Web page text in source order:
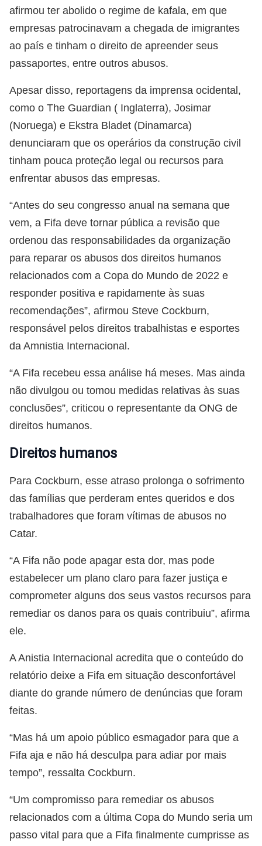
afirmou ter abolido o regime de kafala, em que
empresas patrocinavam a chegada de imigrantes
ao país e tinham o direito de apreender seus
passaportes, entre outros abusos.
Apesar disso, reportagens da imprensa ocidental,
como o The Guardian ( Inglaterra), Josimar
(Noruega) e Ekstra Bladet (Dinamarca)
denunciaram que os operários da construção civil
tinham pouca proteção legal ou recursos para
enfrentar abusos das empresas.
“Antes do seu congresso anual na semana que
vem, a Fifa deve tornar pública a revisão que
ordenou das responsabilidades da organização
para reparar os abusos dos direitos humanos
relacionados com a Copa do Mundo de 2022 e
responder positiva e rapidamente às suas
recomendações”, afirmou Steve Cockburn,
responsável pelos direitos trabalhistas e esportes
da Amnistia Internacional.
“A Fifa recebeu essa análise há meses. Mas ainda
não divulgou ou tomou medidas relativas às suas
conclusões”, criticou o representante da ONG de
direitos humanos.
Direitos humanos
Para Cockburn, esse atraso prolonga o sofrimento
das famílias que perderam entes queridos e dos
trabalhadores que foram vítimas de abusos no
Catar.
“A Fifa não pode apagar esta dor, mas pode
estabelecer um plano claro para fazer justiça e
comprometer alguns dos seus vastos recursos para
remediar os danos para os quais contribuiu”, afirma
ele.
A Anistia Internacional acredita que o conteúdo do
relatório deixe a Fifa em situação desconfortável
diante do grande número de denúncias que foram
feitas.
“Mas há um apoio público esmagador para que a
Fifa aja e não há desculpa para adiar por mais
tempo”, ressalta Cockburn.
“Um compromisso para remediar os abusos
relacionados com a última Copa do Mundo seria um
passo vital para que a Fifa finalmente cumprisse as